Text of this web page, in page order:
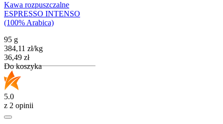
Kawa rozpuszczalne
ESPRESSO INTENSO
(100% Arabica)
95 g
384,11 zł/kg
Cena
36,49 zł
Do koszyka
5.0
z 2 opinii